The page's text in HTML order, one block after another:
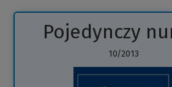
Pojedynczy
10/2013